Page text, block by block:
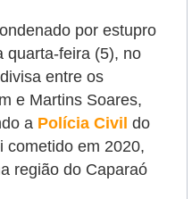
por estupro
quarta-feira (5), no
entre os
e Martins Soares,
a Polícia Civil do
cometido em 2020,
região do Caparaó